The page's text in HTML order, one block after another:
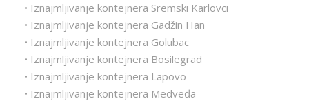
• Iznajmljivanje kontejnera Sremski Karlovci
• Iznajmljivanje kontejnera Gadžin Han
• Iznajmljivanje kontejnera Golubac
• Iznajmljivanje kontejnera Bosilegrad
• Iznajmljivanje kontejnera Lapovo
• Iznajmljivanje kontejnera Medveđa